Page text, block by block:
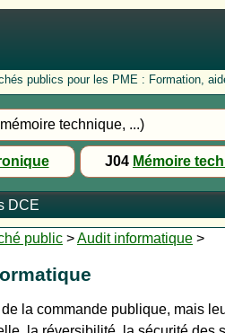
publics pour les PME : Formation,
technique, ...)
J04 Mémoire
DCE
public >Audit informatique >
la commande publique, mais